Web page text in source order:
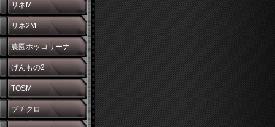
リネM
リネ2M
農園ホッコリーナ
げんもの2
TOSM
プチクロ